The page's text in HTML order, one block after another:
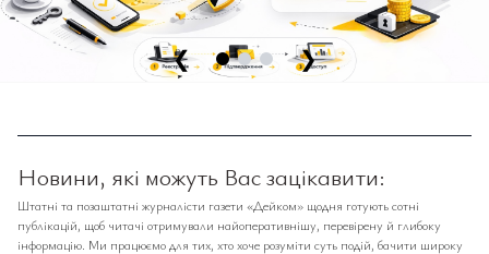
❮ ❯
Новини, які можуть Вас зацікавити:
Штатні та позаштатні журналісти газети «Дейком» щодня готують сотні
публікацій, щоб читачі отримували найоперативнішу, перевірену й глибоку
інформацію. Ми працюємо для тих, хто хоче розуміти суть подій, бачити широку